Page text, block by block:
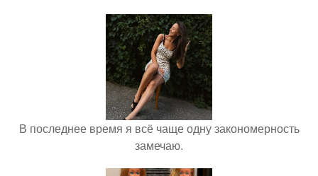
В последнее время я всё чаще одну закономерность
замечаю.